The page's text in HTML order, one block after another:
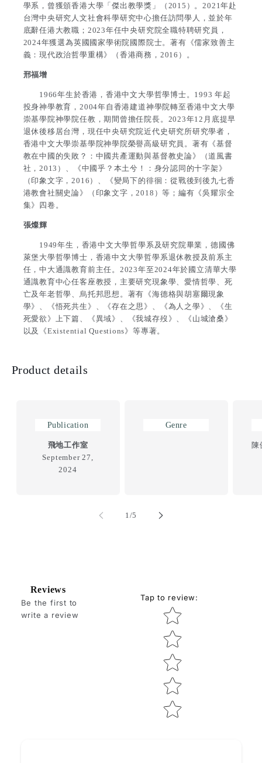
學系，曾獲頒香港大學「傑出教學獎」（2015）。2021年赴
台灣中央研究人文社會科學研究中心擔任訪問學人，並於年
底辭任港大教職；2023年任中央研究院全職特聘研究員，
2024年獲選為英國國家學術院國際院士。著有《儒家致善主
義：現代政治哲學重構》（香港商務，2016）。
邢福增
1966年生於香港，香港中文大學哲學博士。1993 年起
投身神學教育，2004年自香港建道神學院轉至香港中文大學
崇基學院神學院任教，期間曾擔任院長。2023年12月底提早
退休後移居台灣，現任中央研究院近代史研究所研究學者，
香港中文大學崇基學院神學院榮譽高級研究員。著有《基督
教在中國的失敗？：中國共產運動與基督教史論》（道風書
社，2013）、《中國乎？本土兮！：身分認同的十字架》
（印象文字，2016）、《變局下的徘徊：從戰後到後九七香
港教會社關史論》（印象文字，2018）等；編有《吳耀宗全
集》四卷。
張燦輝
1949年生，香港中文大學哲學系及研究院畢業，德國佛
萊堡大學哲學博士，香港中文大學哲學系退休教授及前系主
任，中大通識教育前主任。2023年至2024年於國立清華大學
通識教育中心任客座教授，主要研究現象學、愛情哲學、死
亡及年老哲學、烏托邦思想。著有《海德格與胡塞爾現象
學》、《悟死共生》、《存在之思》、《為人之學》、《生
死愛欲》上下篇、《異域》、《我城存歿》、《山城滄桑》
以及《Existential Questions》等專著。
Product details
Publication
飛地工作室
September 27,
2024
Genre
陳
1 /of
5
Reviews
Be the first to
write a review
Tap to review:
Star rating